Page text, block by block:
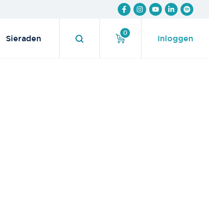
Sieraden
0
Inloggen